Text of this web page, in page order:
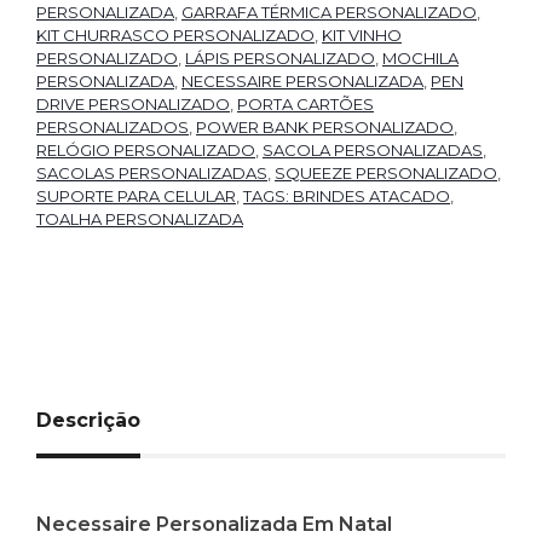
PERSONALIZADA GARRAFA TÉRMICA PERSONALIZADO
KIT CHURRASCO PERSONALIZADO KIT VINHO
PERSONALIZADO LÁPIS PERSONALIZADO MOCHILA
PERSONALIZADA NECESSAIRE PERSONALIZADA PEN
DRIVE PERSONALIZADO PORTA CARTÕES
PERSONALIZADOS POWER BANK PERSONALIZADO
RELÓGIO PERSONALIZADO SACOLA PERSONALIZADAS
SACOLAS PERSONALIZADAS SQUEEZE PERSONALIZADO
SUPORTE PARA CELULAR ,TAGS: BRINDES ATACADO
TOALHA PERSONALIZADA
Descrição
Necessaire Personalizada Em Natal